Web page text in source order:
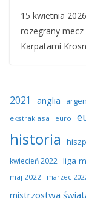
15 kwietnia
rozegrany
Karpatami
2021 anglia
ekstraklasa
euro
historia
kwiecień 2022 liga
maj 2022
marzec
mistrzostwa